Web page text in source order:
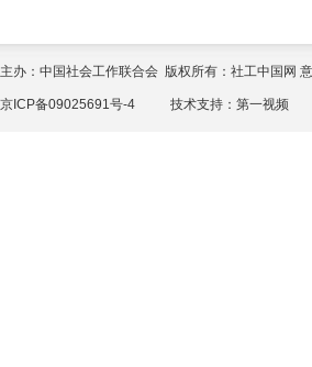
主办：中国社会工作联合会 版权所有：社工中国网
京ICP备09025691号-4 技术支持： 第一视频